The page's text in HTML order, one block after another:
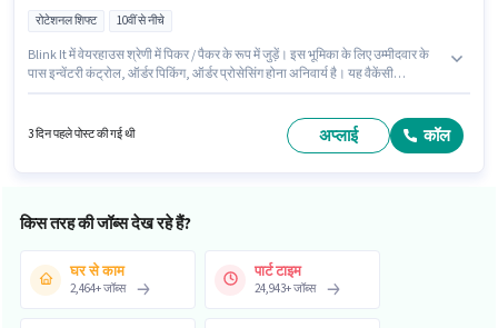
रोटेशनल शिफ्ट 10वीं से नीचे
Blink It में वेयरहाउस श्रेणी में पिकर / पैकर के रूप में जुड़ें। इस भूमिका के लिए उम्मीदवार के
पास इन्वेंटरी कंट्रोल, ऑर्डर पिकिंग, ऑर्डर प्रोसेसिंग होना अनिवार्य है। यह वैकेंसी
रोटेशनल शिफ्ट के साथ और 6 days working प्रति सप्ताह है।
3 दिन पहले पोस्ट की गई थी अप्लाई कॉल
किस तरह की जॉब्स देख रहे हैं?
घर से काम
2,464+जॉब्स
पार्ट टाइम
24,943+जॉब्स